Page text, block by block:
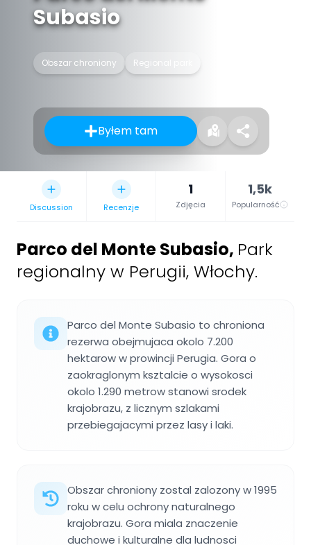
Subasio
Obszar chroniony Regional park
Byłem tam
Discussion Recenzje
1
Zdjęcia
1,5k
Popularność
Parco del Monte Subasio, Park
regionalny w Perugii, Włochy.
Parco del Monte Subasio to chroniona
rezerwa obejmujaca okolo 7.200
hektarow w prowincji Perugia. Gora o
zaokraglonym ksztalcie o wysokosci
okolo 1.290 metrow stanowi srodek
krajobrazu, z licznym szlakami
przebiegajacymi przez lasy i laki.
Obszar chroniony zostal zalozony w 1995
roku w celu ochrony naturalnego
krajobrazu. Gora miala znaczenie
duchowe i kulturalne dla ludnosci